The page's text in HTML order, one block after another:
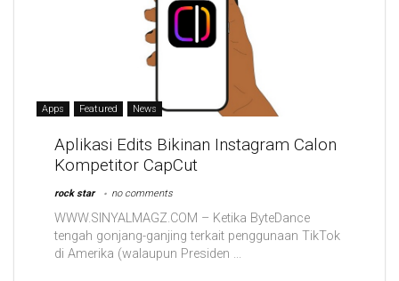
Apps Featured News
Aplikasi Edits Bikinan Instagram Calon
Kompetitor CapCut
rock star no comments
WWW.SINYALMAGZ.COM – Ketika ByteDance
tengah gonjang-ganjing terkait penggunaan TikTok
di Amerika (walaupun Presiden ...